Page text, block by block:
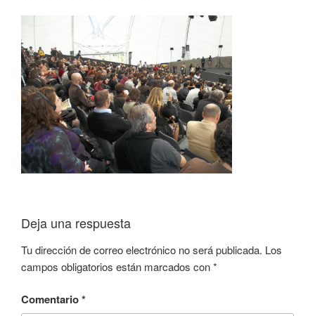
Deja una respuesta
Tu dirección de correo electrónico no será publicada. Los
campos obligatorios están marcados con*
Comentario*